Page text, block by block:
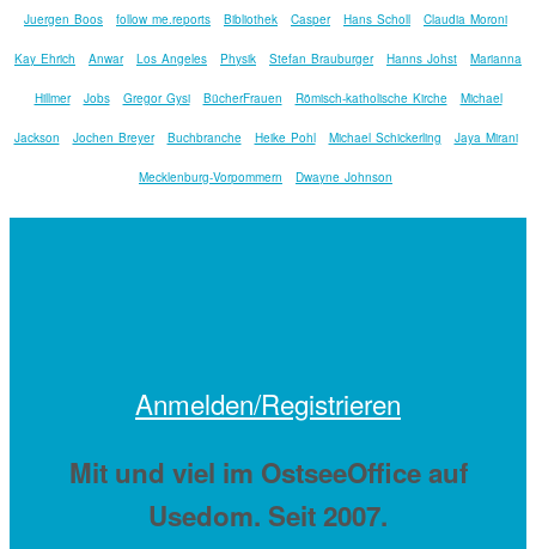
Juergen Boos follow me.reports Bibliothek Casper Hans Scholl Claudia Moroni
Kay Ehrich Anwar Los Angeles Physik Stefan Brauburger Hanns Johst Marianna
Hillmer Jobs Gregor Gysi BücherFrauen Römisch-katholische Kirche Michael
Jackson Jochen Breyer Buchbranche Heike Pohl Michael Schickerling Jaya Mirani
Mecklenburg-Vorpommern Dwayne Johnson
Anmelden/Registrieren
Mit und viel im OstseeOffice auf
Usedom. Seit 2007.